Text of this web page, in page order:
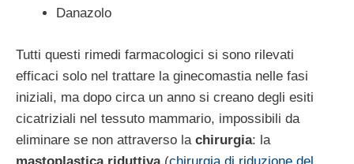
Danazolo
Tutti questi rimedi farmacologici si sono rilevati
efficaci solo nel trattare la ginecomastia nelle fasi
iniziali, ma dopo circa un anno si creano degli esiti
cicatriziali nel tessuto mammario, impossibili da
eliminare se non attraverso la chirurgia: la
mastoplastica riduttiva(chirurgia di riduzione del